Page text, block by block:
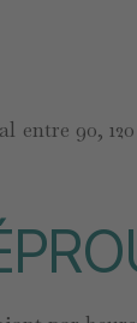
90,